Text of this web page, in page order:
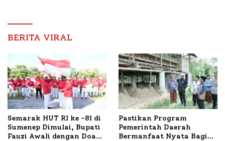
Nabil
BERITA VIRAL
Semarak HUT RI ke -81 di
Sumenep Dimulai, Bupati
Fauzi Awali dengan Doa
Pastikan Program
Pemerintah Daerah
Bermanfaat Nyata Bagi